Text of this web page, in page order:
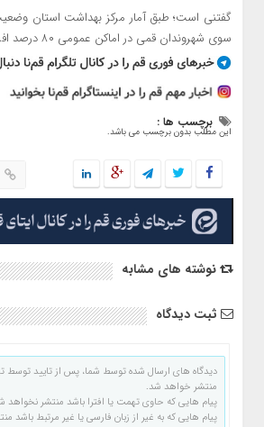
گفتنی است؛ طبق آمار مرکز بهداشت استان
سوی شهروندان قمی در اماکن عمومی ۸۰ درصد افزایش یافته است.
برچسب ها :
این مطلب بدون برچسب می باشد.
نوشته های مشابه
ثبت دیدگاه
دیدگاه های ارسال شده توسط شما، پس از تایید توسط
منتشر خواهد شد.
پیام هایی که حاوی تهمت یا افترا باشد منتشر نخواهد
پیام هایی که به غیر از زبان فارسی یا غیر مرتبط باشد